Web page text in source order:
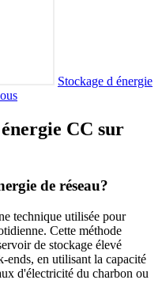
Stockage d énergie
CC sur
de réseau?
technique utilisée pour
Cette méthode
de stockage élevé
ends, en utilisant la capacité
d'électricité du charbon ou